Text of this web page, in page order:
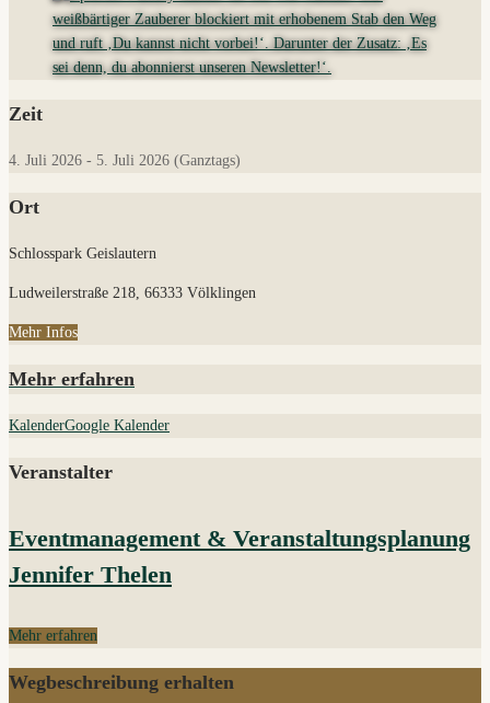
Zeit
4. Juli 2026 - 5. Juli 2026 (Ganztags)
Ort
Schlosspark Geislautern
Ludweilerstraße 218, 66333 Völklingen
Mehr Infos
Mehr erfahren
KalenderGoogle Kalender
Veranstalter
Eventmanagement & Veranstaltungsplanung
Jennifer Thelen
Mehr erfahren
Wegbeschreibung erhalten